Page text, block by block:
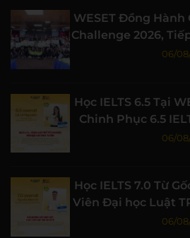
WESET Đồng Hành
Challenge 2026,
06/
Học IELTS 6.5 Tại
Chinh Phục 6.5
Học Tập
06/
Học IELTS 7.0 Từ
Viên Đại học Luật
06/